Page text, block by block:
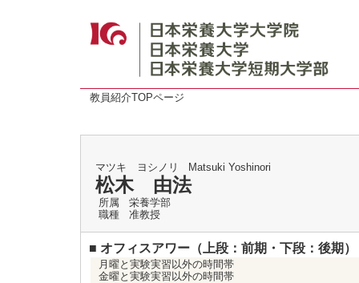
教員紹介TOPページ
マツキ ヨシノリ Matsuki Yoshinori
松木 由法
所属
栄養学部
職種
准教授
■ オフィスアワー（上段：前期・下段：後期）
月曜と実験実習以外の時間帯
金曜と実験実習以外の時間帯